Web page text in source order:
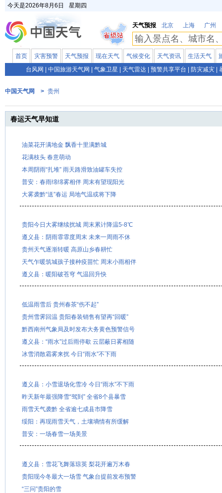
今天是2026年8月6日 星期四
天气预报 北京 上海 广州
首页 灾害预警 天气预报 现在天气 气候变化 天气资讯 生活天气
台风网
中国旅游天气网 气象卫星 天气雷达 预警共享平台 防灾减灾
中国天气网 > 贵州
春运天气早知道
油菜花开满地金 飘香十里满黔城
花满枝头 春意萌动
本周阴雨“扎堆” 雨天路滑致油罐车失控
普安：春雨绵绵雾相伴 周末有望现阳光
大雾袭黔“送”春运 局地气温或将下降
贵阳今日大雾继续扰城 周末累计降温5-8℃
遵义县：阴雨霏霏度周末 未来一周雨不休
贵州天气逐渐转暖 高原山乡春耕忙
天气乍暖筑城孩子接种疫苗忙 周末小雨相伴
遵义县：暖阳破苍穹 气温回升快
低温雨雪后 贵州春茶“伤不起”
贵州雪霁回温 贵阳春装销售有望再“回暖”
黔西南州气象局及时发布大务黄色预警信号
遵义县：“雨水”过后雨停歇 云层蔽日雾相随
冰雪消散霜雾来扰 今日“雨水”不下雨
遵义县：小雪退场化雪冷 今日“雨水”不下雨
昨天新年最强降雪“驾到” 全省8个县暴雪
雨雪天气袭黔 全省逾七成县市降雪
绥阳：再现雨雪天气，土壤墒情有所缓解
普安：一场春雪一场美景
遵义县：雪花飞舞落琼英 梨花开遍万木春
贵阳现今冬最大一场雪 气象台提前发布预警
“三问”贵阳的雪